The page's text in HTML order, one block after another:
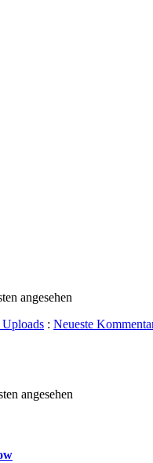
angesehen
Uploads : Neueste
angesehen